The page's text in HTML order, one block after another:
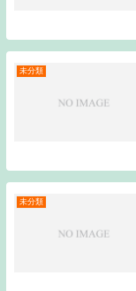
未分類
未分類